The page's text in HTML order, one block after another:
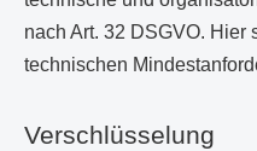
nach Art. 32 DSGVO. Hier
technischen
Verschlüsselung